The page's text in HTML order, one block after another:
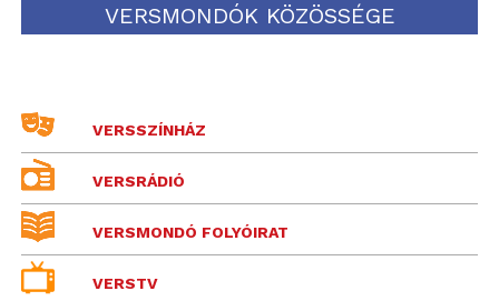
VERSMONDÓK KÖZÖSSÉGE
VERSSZÍNHÁZ
VERSRÁDIÓ
VERSMONDÓ FOLYÓIRAT
VERSTV